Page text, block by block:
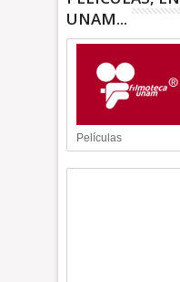
UNAM...
Películas